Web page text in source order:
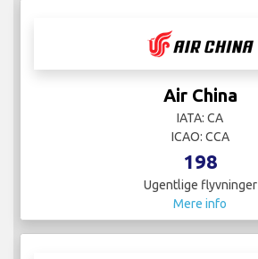
Air China
IATA: CA
ICAO: CCA
198
Ugentlige flyvninger
Mere info